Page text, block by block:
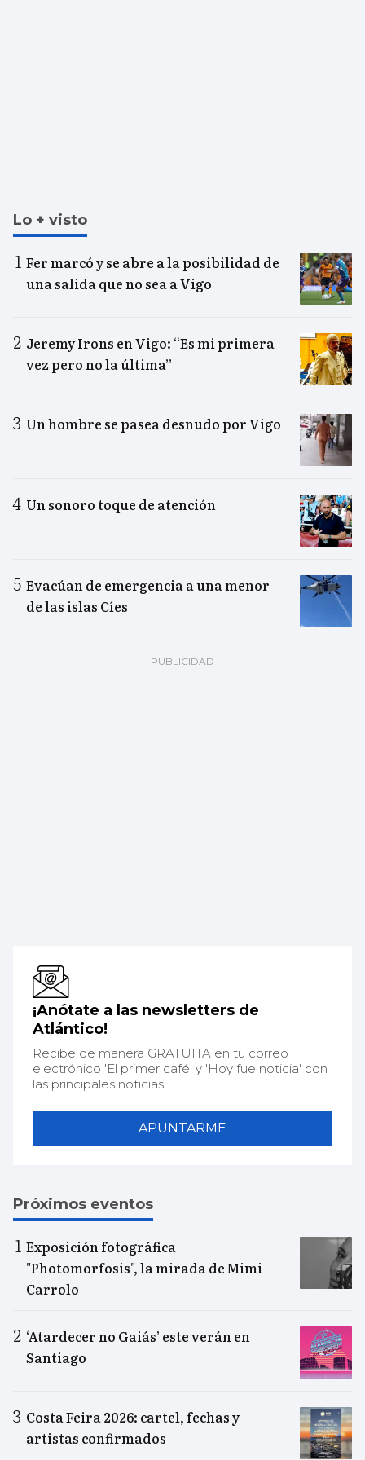
Lo + visto
Fer marcó y se abre a la posibilidad de
una salida que no sea a Vigo
Jeremy Irons en Vigo: “Es mi primera
vez pero no la última”
Un hombre se pasea desnudo por Vigo
Un sonoro toque de atención
Evacúan de emergencia a una menor
de las islas Cíes
¡Anótate a las newsletters de
Atlántico!
Recibe de manera GRATUITA en tu correo
electrónico 'El primer café' y 'Hoy fue noticia' con
las principales noticias.
APUNTARME
Próximos eventos
Exposición fotográfica
"Photomorfosis", la mirada de Mimi
Carrolo
‘Atardecer no Gaiás’ este verán en
Santiago
Costa Feira 2026: cartel, fechas y
artistas confirmados